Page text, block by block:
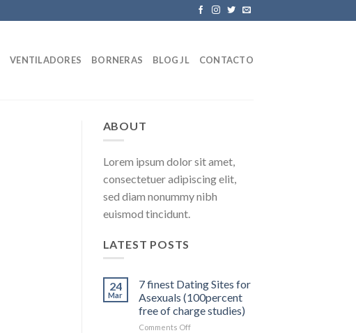
VENTILADORES BORNERAS BLOG JL CONTACTO
ABOUT
Lorem ipsum dolor sit amet,
consectetuer adipiscing elit,
sed diam nonummy nibh
euismod tincidunt.
LATEST POSTS
24
Mar
7 finest Dating Sites for
Asexuals (100percent
free of charge studies)
Comments Offon